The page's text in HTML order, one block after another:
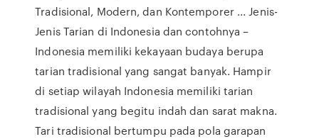
Tradisional, Modern, dan Kontemporer ... Jenis-
Jenis Tarian di Indonesia dan contohnya –
Indonesia memiliki kekayaan budaya berupa
tarian tradisional yang sangat banyak. Hampir
di setiap wilayah Indonesia memiliki tarian
tradisional yang begitu indah dan sarat makna.
Tari tradisional bertumpu pada pola garapan